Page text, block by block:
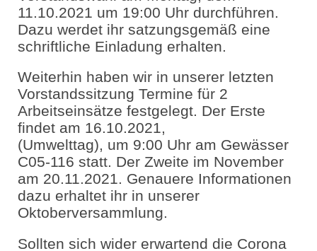
11.10.2021 um 19:00 Uhr durchführen.
Dazu werdet ihr satzungsgemäß eine
schriftliche Einladung erhalten.
Weiterhin haben wir in unserer letzten
Vorstandssitzung Termine für 2
Arbeitseinsätze festgelegt. Der Erste
findet am 16.10.2021,
(Umwelttag), um 9:00 Uhr am Gewässer
C05-116 statt. Der Zweite im November
am 20.11.2021. Genauere Informationen
dazu erhaltet ihr in unserer
Oktoberversammlung.
Sollten sich wider erwartend die Corona